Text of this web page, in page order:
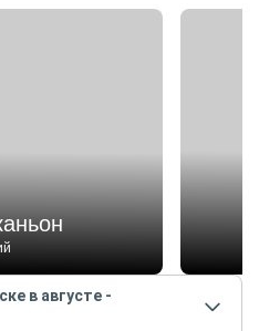
в августе -